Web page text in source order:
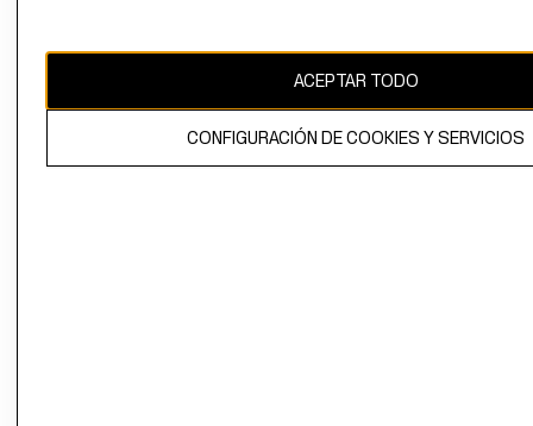
CAMBIAR REGIÓN
ACEPTAR TODO
CONFIGURACIÓN DE COOKIES Y SERVICIOS